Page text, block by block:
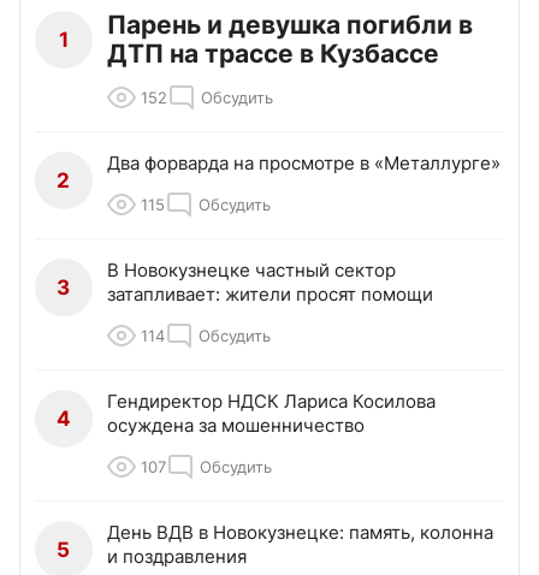
1
Парень и девушка погибли в
ДТП на трассе в Кузбассе
152 Обсудить
2
Два форварда на просмотре в «Металлурге»
115 Обсудить
3
В Новокузнецке частный сектор
затапливает: жители просят помощи
114 Обсудить
4
Гендиректор НДСК Лариса Косилова
осуждена за мошенничество
107 Обсудить
5
День ВДВ в Новокузнецке: память, колонна
и поздравления